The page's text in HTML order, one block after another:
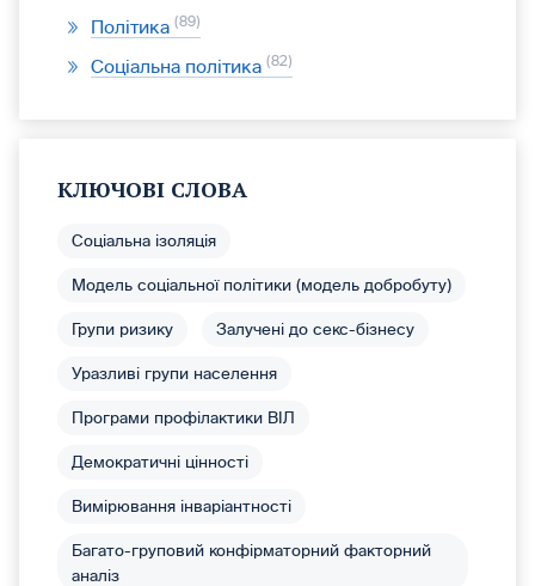
Політика 89
Соціальна політика 82
КЛЮЧОВІ СЛОВА
Соціальна ізоляція
Модель соціальної політики (модель добробуту)
Групи ризику Залучені до секс-бізнесу
Уразливі групи населення
Програми профілактики ВІЛ
Демократичні цінності
Вимірювання інваріантності
Багато-груповий конфірматорний факторний
аналіз